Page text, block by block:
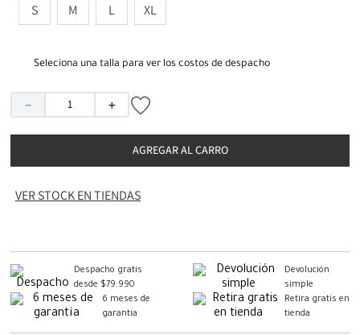
S M L XL
Seleciona una talla para ver los costos de despacho
＋
－
AGREGAR AL CARRO
VER STOCK EN TIENDAS
Despacho gratis
desde $79.990
Devolución
simple
6 meses de
garantía
Retira gratis en
tienda